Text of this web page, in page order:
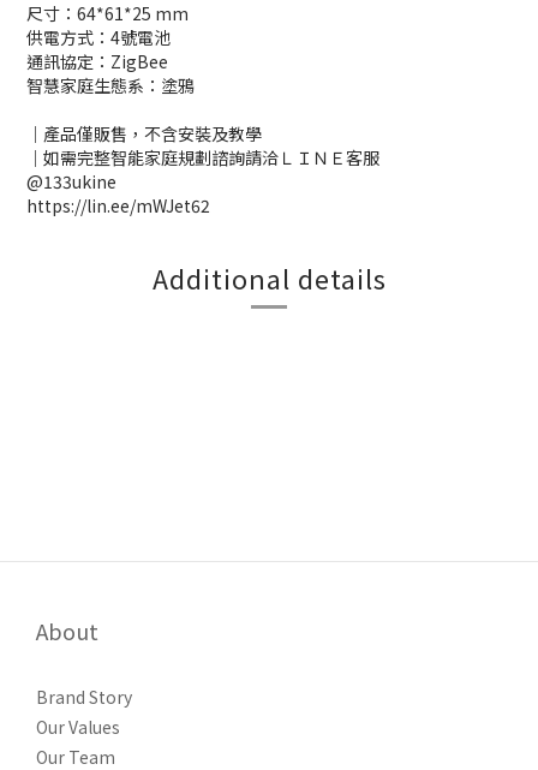
尺寸：64*61*25 mm
供電方式：4號電池
通訊協定：ZigBee
智慧家庭生態系：塗鴉
｜產品僅販售，不含安裝及教學
｜如需完整智能家庭規劃諮詢請洽ＬＩＮＥ客服
@133ukine
https://lin.ee/mWJet62
Additional details
About
Brand Story
Our Values
Our Team